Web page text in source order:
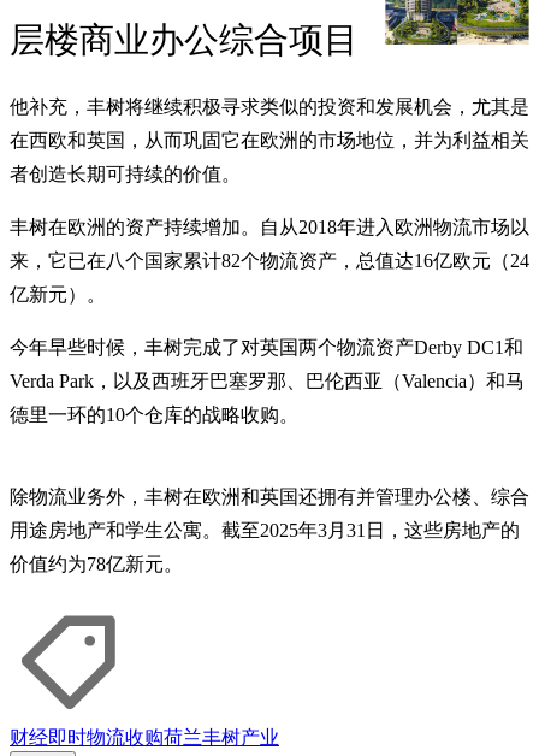
层楼商业办公综合项目
他补充，丰树将继续积极寻求类似的投资和发展机会，尤其是
在西欧和英国，从而巩固它在欧洲的市场地位，并为利益相关
者创造长期可持续的价值。
丰树在欧洲的资产持续增加。自从2018年进入欧洲物流市场以
来，它已在八个国家累计82个物流资产，总值达16亿欧元（24
亿新元）。
今年早些时候，丰树完成了对英国两个物流资产Derby DC1和
Verda Park，以及西班牙巴塞罗那、巴伦西亚（Valencia）和马
德里一环的10个仓库的战略收购。
除物流业务外，丰树在欧洲和英国还拥有并管理办公楼、综合
用途房地产和学生公寓。截至2025年3月31日，这些房地产的
价值约为78亿新元。
财经即时物流收购荷兰丰树产业